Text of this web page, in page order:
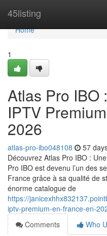
45listing
Home
Home
1
Atlas Pro IBO
IPTV
2026
atlas-pro-ibo048108 57
Découvrez Atlas Pro IBO :
Pro IBO est devenu l’un des
France grâce à sa qualité de
énorme catalogue de
https://
iptv-premium-en-france-en-
Comments
Who